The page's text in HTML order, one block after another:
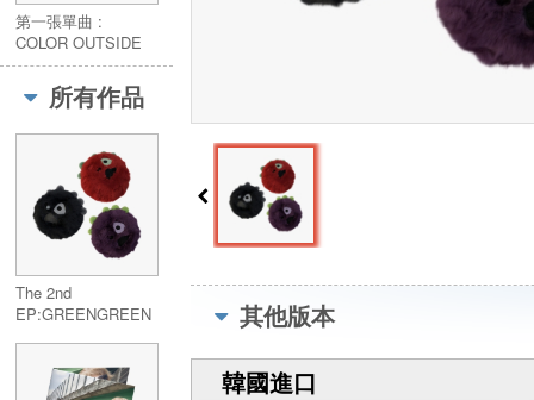
第一張單曲 :
COLOR OUTSIDE
THE LINES
(Weverse Albums
Ver.)／The 1st EP :
COLOR OUTSIDE
THE LINES
(Weverse Albums
Ver.)
所有作品
The 2nd
EP:GREENGREEN
其他版本
韓國進口